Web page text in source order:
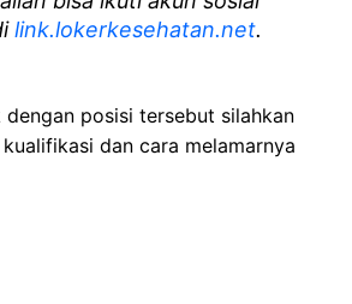
link.lokerkesehatan.net.
posisi tersebut silahkan
dan cara melamarnya